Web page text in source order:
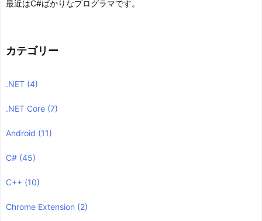
最近はC#ばかりなプログラマです。
カテゴリー
.NET (4)
.NET Core (7)
Android (11)
C# (45)
C++ (10)
Chrome Extension (2)